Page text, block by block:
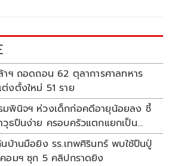
าฯ ถอดถอน 62 ตุลาการศาลทหาร
งตั้งใหม่ 51 ราย
มพินิจฯ ห่วงเด็กก่อคดีอายุน้อยลง ชี้
วุธปืนง่าย ครอบครัวแตกแยกเป็น
คัญ
บ้านมือยิง รร.เทพศิรินทร์ พบใช้ปืนปู่
อมฯ ซุก 5 คลิปกราดยิง